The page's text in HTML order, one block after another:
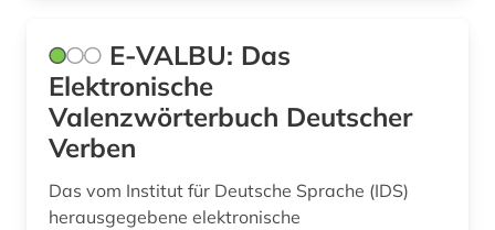
wirtschaft (9)
wirtschaftssprache (1)
wissenschaft (1)
E-VALBU: Das
Elektronische
Valenzwörterbuch Deutscher
Verben
Das vom Institut für Deutsche Sprache (IDS)
herausgegebene elektronische